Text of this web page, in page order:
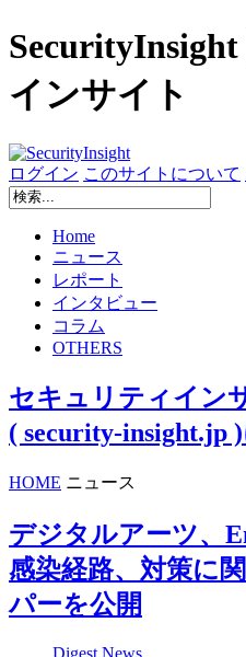
インサイト
ログイン このサイトについて
Home
ニュース
レポート
インタビュー
コラム
OTHERS
セキュリティイン
( security-insight.jp
HOME ニュース
デジタルアーツ、
感染経路、対策に
パーを公開
Digest News